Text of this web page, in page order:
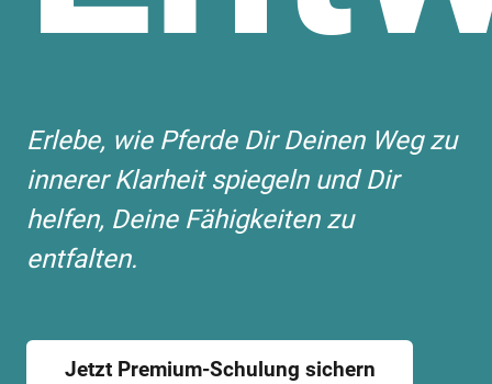
Erlebe, wie Pferde Dir Deinen Weg zu
innerer Klarheit spiegeln und Dir
helfen, Deine Fähigkeiten zu
entfalten.
Jetzt Premium-Schulung sichern